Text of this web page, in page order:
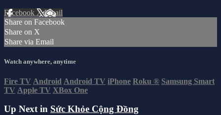
Facebook XEmail
Share on Facebook
Share on X
Share via Email
Watch anywhere, anytime
Fire TV Android Android TV iPhone Roku ® Samsung Smart
TV Apple TV XBox One
Up Next in Sức Khỏe Cộng Đồng